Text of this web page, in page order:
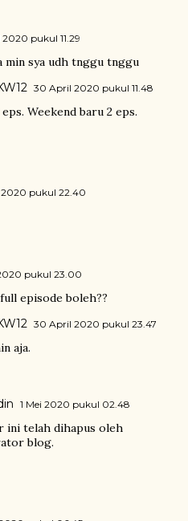
pukul 11.29
min sya udh tnggu tnggu
30 April 2020 pukul 11.48
Weekend baru 2 eps.
pukul 22.40
pukul 23.00
episode boleh??
30 April 2020 pukul 23.47
aja.
1 Mei 2020 pukul 02.48
ini telah dihapus oleh
blog.